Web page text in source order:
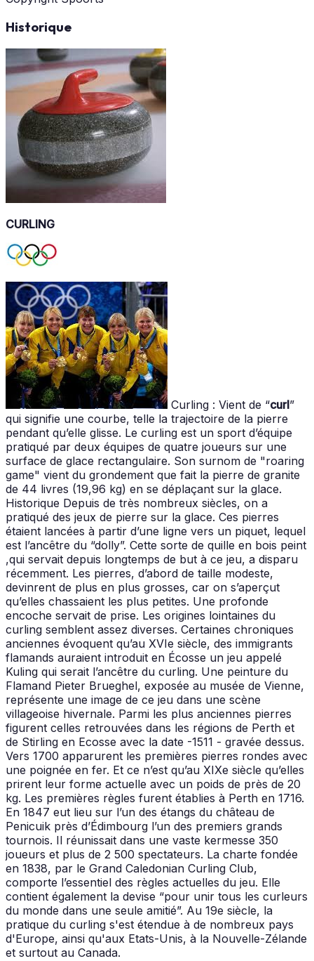
Historique
CURLING
Curling : Vient de “curl”
qui signifie une courbe, telle la trajectoire de la pierre
pendant qu’elle glisse. Le curling est un sport d’équipe
pratiqué par deux équipes de quatre joueurs sur une
surface de glace rectangulaire. Son surnom de "roaring
game" vient du grondement que fait la pierre de granite
de 44 livres (19,96 kg) en se déplaçant sur la glace.
Historique Depuis de très nombreux siècles, on a
pratiqué des jeux de pierre sur la glace. Ces pierres
étaient lancées à partir d’une ligne vers un piquet, lequel
est l’ancêtre du “dolly”. Cette sorte de quille en bois peint
,qui servait depuis longtemps de but à ce jeu, a disparu
récemment. Les pierres, d’abord de taille modeste,
devinrent de plus en plus grosses, car on s’aperçut
qu’elles chassaient les plus petites. Une profonde
encoche servait de prise. Les origines lointaines du
curling semblent assez diverses. Certaines chroniques
anciennes évoquent qu’au XVIe siècle, des immigrants
flamands auraient introduit en Écosse un jeu appelé
Kuling qui serait l’ancêtre du curling. Une peinture du
Flamand Pieter Brueghel, exposée au musée de Vienne,
représente une image de ce jeu dans une scène
villageoise hivernale. Parmi les plus anciennes pierres
figurent celles retrouvées dans les régions de Perth et
de Stirling en Ecosse avec la date -1511 - gravée dessus.
Vers 1700 apparurent les premières pierres rondes avec
une poignée en fer. Et ce n’est qu’au XIXe siècle qu’elles
prirent leur forme actuelle avec un poids de près de 20
kg. Les premières règles furent établies à Perth en 1716.
En 1847 eut lieu sur l’un des étangs du château de
Penicuik près d’Édimbourg l’un des premiers grands
tournois. Il réunissait dans une vaste kermesse 350
joueurs et plus de 2 500 spectateurs. La charte fondée
en 1838, par le Grand Caledonian Curling Club,
comporte l’essentiel des règles actuelles du jeu. Elle
contient également la devise “pour unir tous les curleurs
du monde dans une seule amitié”. Au 19e siècle, la
pratique du curling s'est étendue à de nombreux pays
d'Europe, ainsi qu'aux Etats-Unis, à la Nouvelle-Zélande
et surtout au Canada.